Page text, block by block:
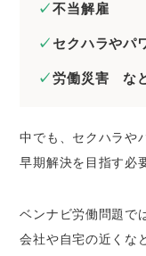
不当解雇
セクハラやパ
労働災害 な
中でも、セクハラや
早期解決を目指す必
ベンナビ労働問題で
会社や自宅の近くな